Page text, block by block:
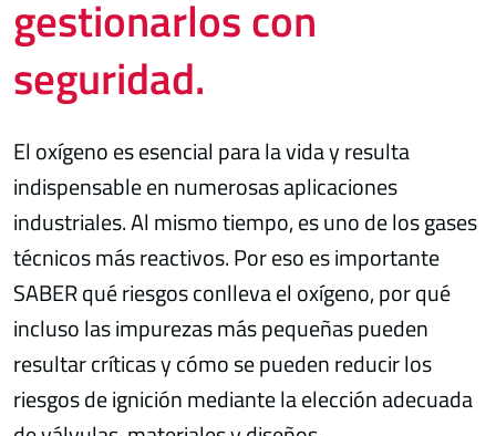
gestionarlos con
seguridad.
El oxígeno es esencial para la vida y resulta
indispensable en numerosas aplicaciones
industriales. Al mismo tiempo, es uno de los gases
técnicos más reactivos. Por eso es importante
SABER qué riesgos conlleva el oxígeno, por qué
incluso las impurezas más pequeñas pueden
resultar críticas y cómo se pueden reducir los
riesgos de ignición mediante la elección adecuada